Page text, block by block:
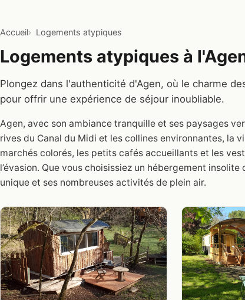
Accueil Logements atypiques
Logements atypiques à
Plongez dans l'authenticité d'Agen, où le charme
pour offrir une expérience de séjour inoubliable.
Agen, avec son ambiance tranquille et ses paysages
rives du Canal du Midi et les collines environnantes, la
marchés colorés, les petits cafés accueillants et les
l’évasion. Que vous choisissiez un hébergement
unique et ses nombreuses activités de plein air.